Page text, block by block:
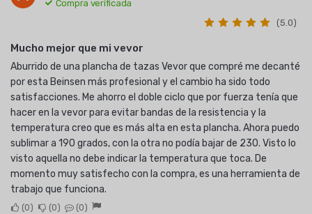
Compra verificada
(5.0)
Mucho mejor que mi vevor
Aburrido de una plancha de tazas Vevor que compré me decanté
por esta Beinsen más profesional y el cambio ha sido todo
satisfacciones. Me ahorro el doble ciclo que por fuerza tenía que
hacer en la vevor para evitar bandas de la resistencia y la
temperatura creo que es más alta en esta plancha. Ahora puedo
sublimar a 190 grados, con la otra no podía bajar de 230. Visto lo
visto aquella no debe indicar la temperatura que toca. De
momento muy satisfecho con la compra, es una herramienta de
trabajo que funciona.
0 0 0